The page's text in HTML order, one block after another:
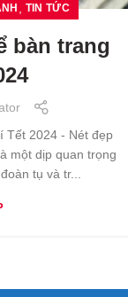
, TIN TỨC
bàn trang
Tết 2024 - Nét đẹp
một dịp quan trọng
tụ và tr...